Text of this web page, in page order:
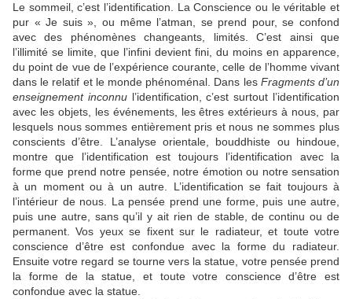
Le sommeil, c’est l’identification. La Conscience ou le véritable et
pur « Je suis », ou même l’atman, se prend pour, se confond
avec des phénomènes changeants, limités. C’est ainsi que
l’illimité se limite, que l’infini devient fini, du moins en apparence,
du point de vue de l’expérience courante, celle de l’homme vivant
dans le relatif et le monde phénoménal. Dans les Fragments d’un
enseignement inconnu l’identification, c’est surtout l’identification
avec les objets, les événements, les êtres extérieurs à nous, par
lesquels nous sommes entièrement pris et nous ne sommes plus
conscients d’être. L’analyse orientale, bouddhiste ou hindoue,
montre que l’identification est toujours l’identification avec la
forme que prend notre pensée, notre émotion ou notre sensation
à un moment ou à un autre. L’identification se fait toujours à
l’intérieur de nous. La pensée prend une forme, puis une autre,
puis une autre, sans qu’il y ait rien de stable, de continu ou de
permanent. Vos yeux se fixent sur le radiateur, et toute votre
conscience d’être est confondue avec la forme du radiateur.
Ensuite votre regard se tourne vers la statue, votre pensée prend
la forme de la statue, et toute votre conscience d’être est
confondue avec la statue.